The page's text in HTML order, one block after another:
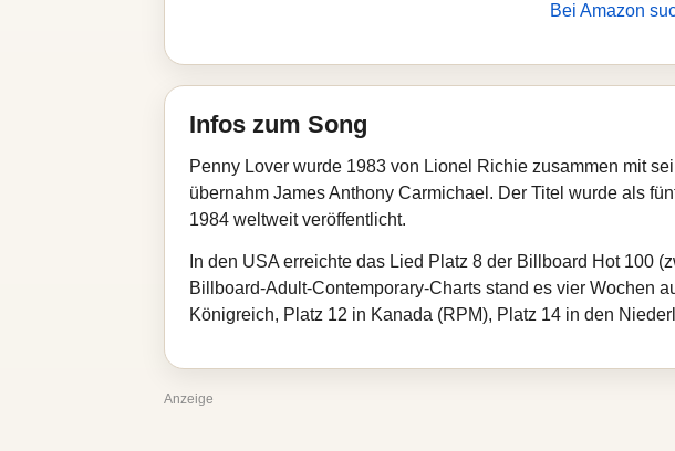
Bei Amazon
Infos zum Song
Penny Lover wurde 1983 von Lionel Richie zusammen mit
übernahm James Anthony Carmichael. Der Titel wurde als
1984 weltweit veröffentlicht.
In den USA erreichte das Lied Platz 8 der Billboard Hot 100
Billboard-Adult-Contemporary-Charts stand es vier Wochen
Königreich, Platz 12 in Kanada (RPM), Platz 14 in den
Anzeige